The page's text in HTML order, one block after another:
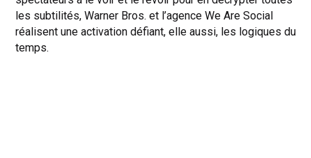
les subtilités, Warner Bros. et l’agence We Are Social
réalisent une activation défiant, elle aussi, les logiques du
temps.